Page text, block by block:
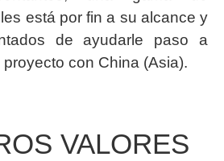
está por fin a su alcance y
de ayudarle paso a
con China (Asia).
VALORES